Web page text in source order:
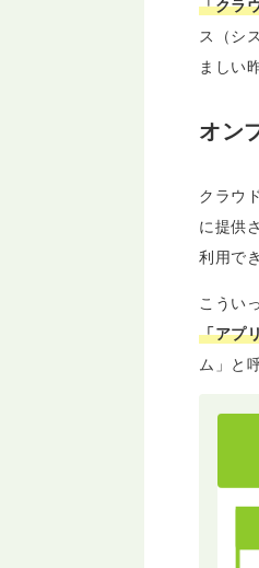
ス（シ
ましい
オン
クラウ
に提供
利用で
こうい
「アプ
ム」と